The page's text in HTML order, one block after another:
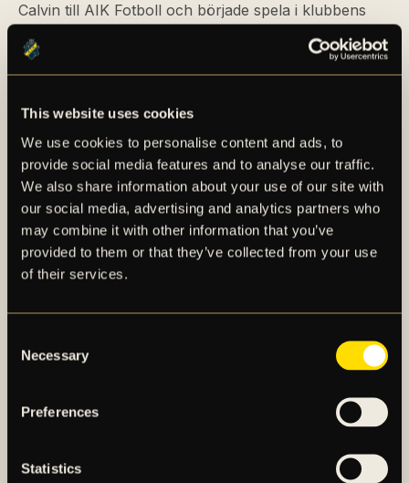
This website uses cookies
We use cookies to personalise content and ads, to
provide social media features and to analyse our traffic.
We also share information about your use of our site with
our social media, advertising and analytics partners who
may combine it with other information that you’ve
provided to them or that they’ve collected from your use
of their services.
Selection
Necessary
Preferences
Statistics
Calvin till AIK Fotboll och började spela i klubbens
För en längre faktapresentation av Calvin Kabuye, se
AIK – SEDAN 1891
AIK Fotboll AB bedriver AIK Fotbollsförenings
elitfotbollsverksamhet genom ett herrlag och ett
damlag. Herrlaget spelar i Allsvenskan och damlaget
spelar i OBOS Damallsvenskan. AIK Fotboll AB är